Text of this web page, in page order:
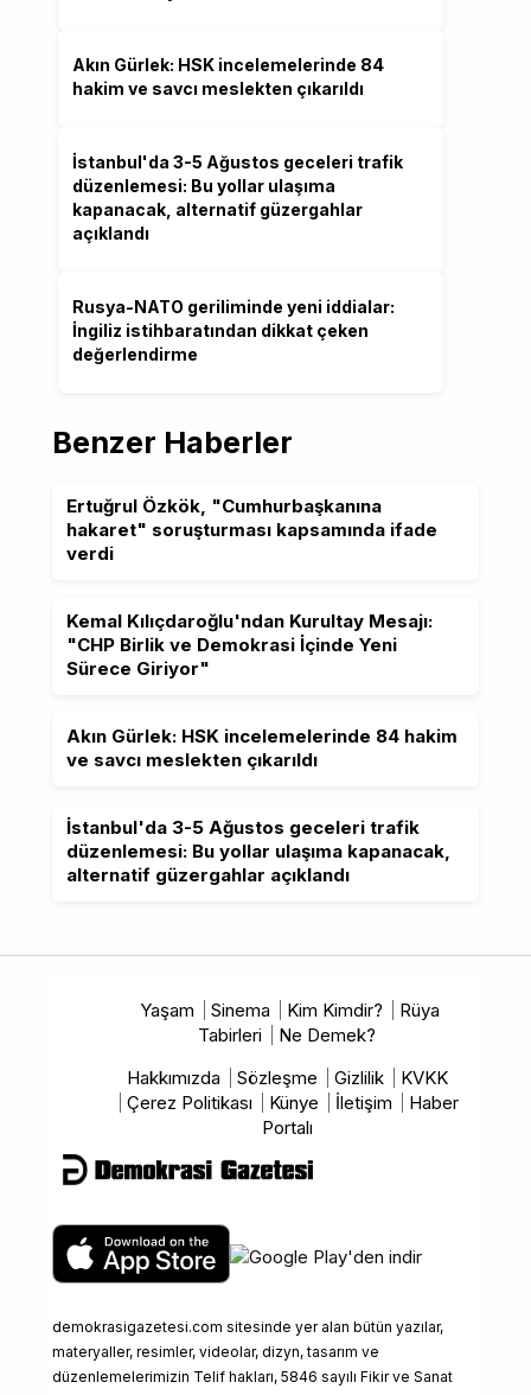
Akın Gürlek: HSK incelemelerinde 84
hakim ve savcı meslekten çıkarıldı
İstanbul'da 3-5 Ağustos geceleri trafik
düzenlemesi: Bu yollar ulaşıma
kapanacak, alternatif güzergahlar
açıklandı
Rusya-NATO geriliminde yeni iddialar:
İngiliz istihbaratından dikkat çeken
değerlendirme
Benzer Haberler
Ertuğrul Özkök, "Cumhurbaşkanına
hakaret" soruşturması kapsamında ifade
verdi
Kemal Kılıçdaroğlu'ndan Kurultay Mesajı:
"CHP Birlik ve Demokrasi İçinde Yeni
Sürece Giriyor"
Akın Gürlek: HSK incelemelerinde 84 hakim
ve savcı meslekten çıkarıldı
İstanbul'da 3-5 Ağustos geceleri trafik
düzenlemesi: Bu yollar ulaşıma kapanacak,
alternatif güzergahlar açıklandı
Yaşam Sinema Kim Kimdir?
Rüya
Tabirleri
Ne Demek?
Hakkımızda
Sözleşme Gizlilik
KVKK
Çerez Politikası
Künye İletişim
Haber
Portalı
demokrasigazetesi.com sitesinde yer alan bütün yazılar,
materyaller, resimler, videolar, dizyn, tasarım ve
düzenlemelerimizin Telif hakları, 5846 sayılı Fikir ve Sanat